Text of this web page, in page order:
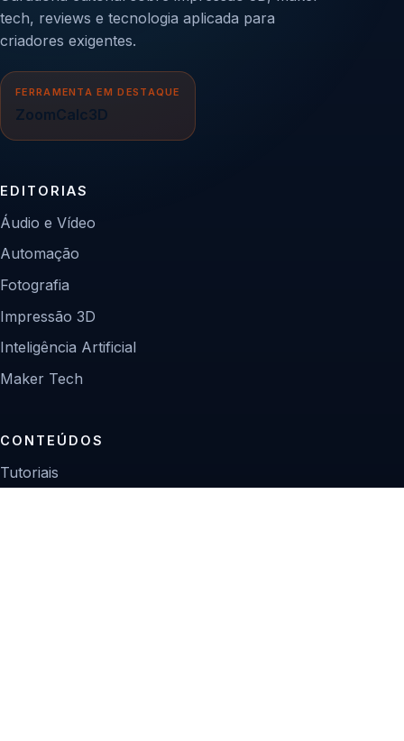
tech, reviews e tecnologia aplicada para
criadores exigentes.
FERRAMENTA EM DESTAQUE
ZoomCalc3D
EDITORIAS
Áudio e Vídeo
Automação
Fotografia
Impressão 3D
Inteligência Artificial
Maker Tech
CONTEÚDOS
Tutoriais